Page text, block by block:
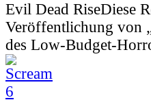
Evil Dead RiseDiese
Veröffentlichung von
des Low-Budget-